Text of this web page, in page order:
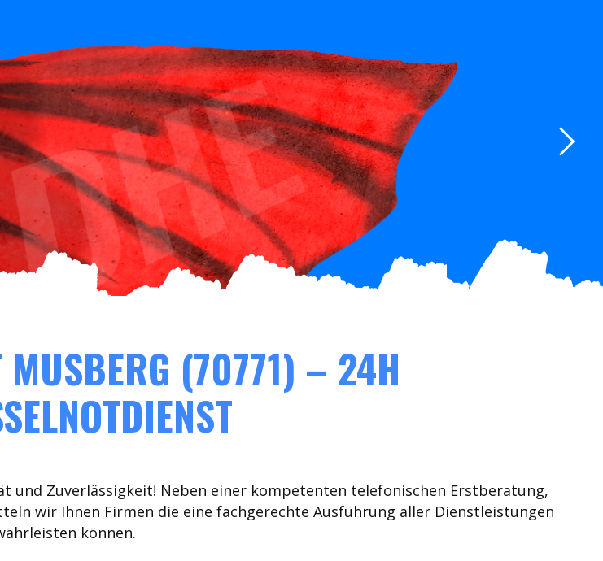
MUSBERG (70771) – 24H
und Zuverlässigkeit! Neben einer kompetenten telefonischen Erstberatung,
wir Ihnen Firmen die eine fachgerechte Ausführung aller Dienstleistungen
können.